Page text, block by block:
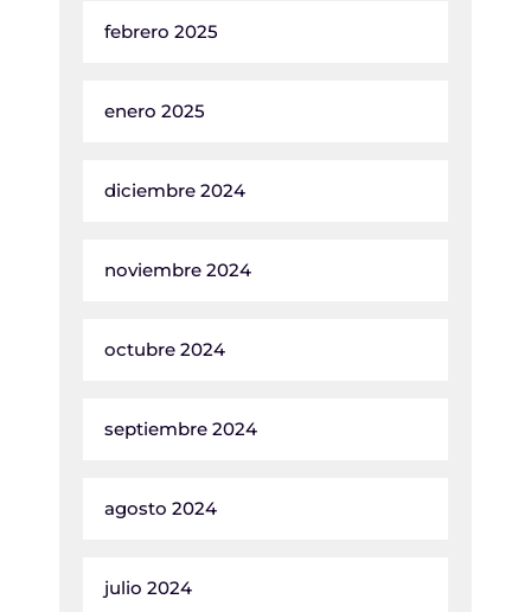
febrero 2025
enero 2025
diciembre 2024
noviembre 2024
octubre 2024
septiembre 2024
agosto 2024
julio 2024